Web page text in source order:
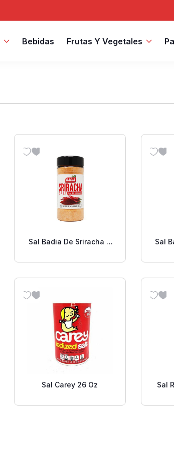
Bebidas Frutas Y Vegetales
Sal Badia De Sriracha 8
Sal
Sal Carey 26 Oz
Sal